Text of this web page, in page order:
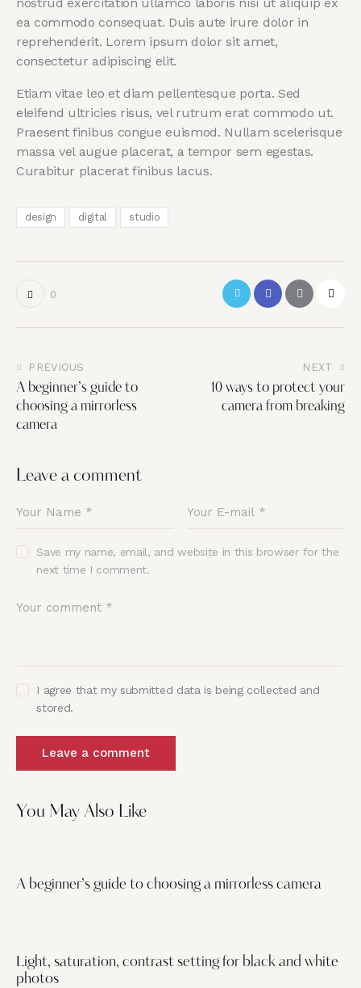
ea commodo consequat. Duis aute irure dolor in
reprehenderit. Lorem ipsum dolor sit amet,
consectetur adipiscing elit.
Etiam vitae leo et diam pellentesque porta. Sed
eleifend ultricies risus, vel rutrum erat commodo ut.
Praesent finibus congue euismod. Nullam scelerisque
massa vel augue placerat, a tempor sem egestas.
Curabitur placerat finibus lacus.
design digital studio
0
PREVIOUS
A beginner’s guide to
choosing a mirrorless
camera
NEXT
10 ways to protect your
camera from breaking
Leave a comment
Save my name, email, and website in this browser for the
next time I comment.
I agree that my submitted data is being collected and
stored.
You May Also Like
A beginner’s guide to choosing a mirrorless camera
Light, saturation, contrast setting for black and white
photos